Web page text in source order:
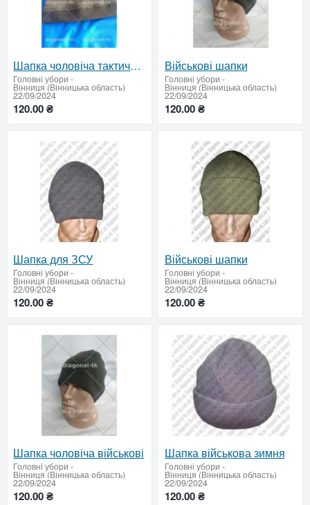
Шапка чоловіча тактична для ЗСУ на флісі
Головні убори -
Вінниця (Вінницька область)
22/09/2024
120.00 ₴
Військові шапки
Головні убори -
Вінниця (Вінницька область)
22/09/2024
120.00 ₴
Шапка для ЗСУ
Головні убори -
Вінниця (Вінницька область)
22/09/2024
120.00 ₴
Військові шапки
Головні убори -
Вінниця (Вінницька область)
22/09/2024
120.00 ₴
Шапка чоловіча військові
Головні убори -
Вінниця (Вінницька область)
22/09/2024
120.00 ₴
Шапка військова зимня
Головні убори -
Вінниця (Вінницька область)
22/09/2024
120.00 ₴